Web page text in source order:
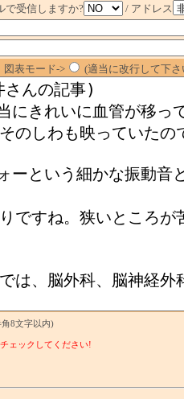
で受信しますか?
/ アドレス
表モード-> (適当に改行して下
8文字以内)
ェックしてください!